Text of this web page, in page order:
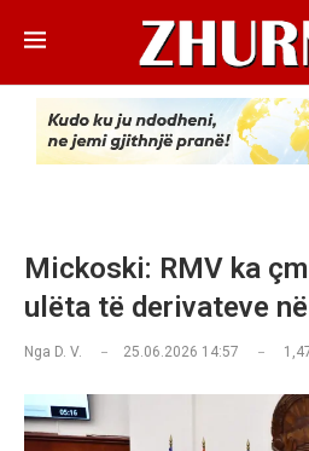
Mickoski: RMV ka
ulëta të derivateve
Nga D. V. 25.06.2026 14:57